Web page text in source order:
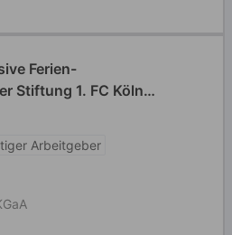
Ferien-
Stiftung 1. FC Köln
Arbeitgeber